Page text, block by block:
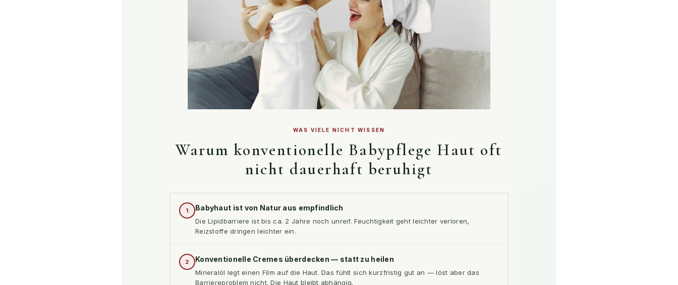
WAS VIELE NICHT WISSEN
Warum konventionelle Babypflege Haut oft
nicht dauerhaft beruhigt
1 Babyhaut ist von Natur aus empfindlich
Die Lipidbarriere ist bis ca. 2 Jahre noch unreif. Feuchtigkeit geht leichter verloren,
Reizstoffe dringen leichter ein.
2 Konventionelle Cremes überdecken — statt zu heilen
Mineralöl legt einen Film auf die Haut. Das fühlt sich kurzfristig gut an — löst aber das
Barriereproblem nicht. Die Haut bleibt abhängig.